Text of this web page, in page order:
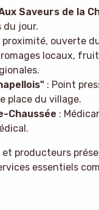
Saveurs de la
du jour.
ouverte
locaux,
: Point
place du village.
Chaussée :
producteurs
essentiels